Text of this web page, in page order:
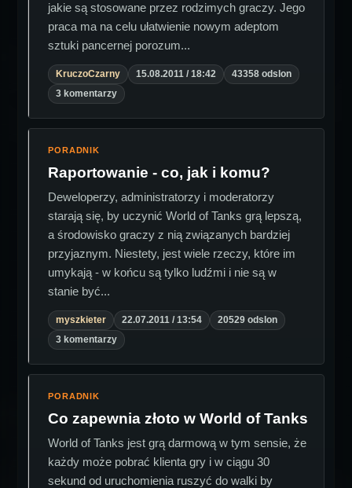
jakie są stosowane przez rodzimych graczy. Jego
praca ma na celu ułatwienie nowym adeptom
sztuki pancernej porozum...
KruczoCzarny 15.08.2011 / 18:42
43358 odslon
3 komentarzy
PORADNIK
Raportowanie - co, jak i komu?
Deweloperzy, administratorzy i moderatorzy
starają się, by uczynić World of Tanks grą lepszą,
a środowisko graczy z nią związanych bardziej
przyjaznym. Niestety, jest wiele rzeczy, które im
umykają - w końcu są tylko ludźmi i nie są w
stanie być...
myszkieter 22.07.2011 / 13:54
20529 odslon
3 komentarzy
PORADNIK
Co zapewnia złoto w World of Tanks
World of Tanks jest grą darmową w tym sensie, że
każdy może pobrać klienta gry i w ciągu 30
sekund od uruchomienia ruszyć do walki by